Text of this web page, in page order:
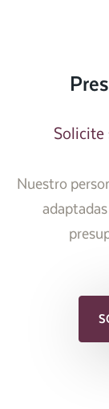
Solicite
Nuestro